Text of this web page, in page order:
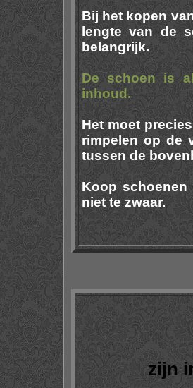
Bij het kopen
lengte van de
belangrijk.
De schoen is
inhoud.
Het moet
rimpelen op de
tussen de
Koop
niet te zwaar.
zijn